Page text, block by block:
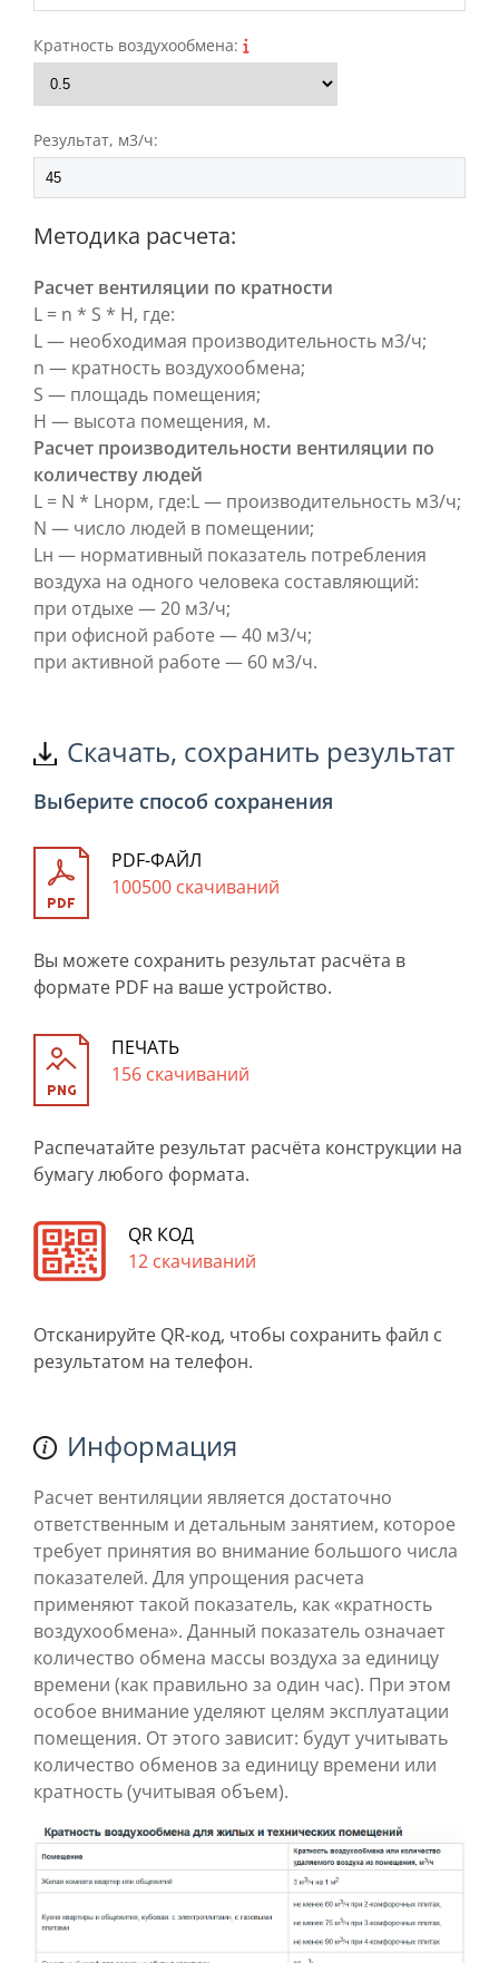
Кратность воздухообмена:
Результат, м3/ч:
Методика расчета:
Расчет вентиляции по кратности
L = n * S * Н, где:
L — необходимая производительность м3/ч;
n — кратность воздухообмена;
S — площадь помещения;
Н — высота помещения, м.
Расчет производительности вентиляции по
количеству людей
L = N * Lнорм, где:L — производительность м3/ч;
N — число людей в помещении;
Lн — нормативный показатель потребления
воздуха на одного человека составляющий:
при отдыхе — 20 м3/ч;
при офисной работе — 40 м3/ч;
при активной работе — 60 м3/ч.
Скачать, сохранить результат
Выберите способ сохранения
PDF-ФАЙЛ
100500 скачиваний
Вы можете сохранить результат расчёта в
формате PDF на ваше устройство.
ПЕЧАТЬ
156 скачиваний
Распечатайте результат расчёта конструкции на
бумагу любого формата.
QR КОД
12 скачиваний
Отсканируйте QR-код, чтобы сохранить файл с
результатом на телефон.
Информация
Расчет вентиляции является достаточно
ответственным и детальным занятием, которое
требует принятия во внимание большого числа
показателей. Для упрощения расчета
применяют такой показатель, как «кратность
воздухообмена». Данный показатель означает
количество обмена массы воздуха за единицу
времени (как правильно за один час). При этом
особое внимание уделяют целям эксплуатации
помещения. От этого зависит: будут учитывать
количество обменов за единицу времени или
кратность (учитывая объем).